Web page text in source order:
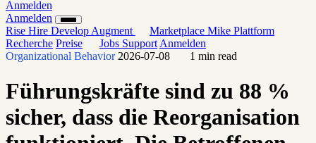
Anmelden
Anmelden
Rise Hire Develop Augment Marketplace Mike Plattform
Recherche Preise Jobs Support Anmelden
Organizational Behavior 2026-07-08 1 min read
Führungskräfte sind zu 88 %
sicher, dass die Reorganisation